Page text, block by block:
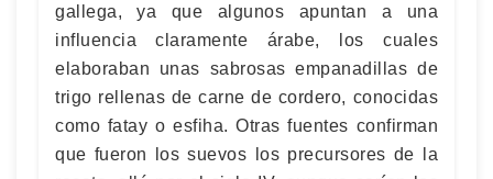
gallega, ya que algunos apuntan a una
influencia claramente árabe, los cuales
elaboraban unas sabrosas empanadillas de
trigo rellenas de carne de cordero, conocidas
como fatay o esfiha. Otras fuentes confirman
que fueron los suevos los precursores de la